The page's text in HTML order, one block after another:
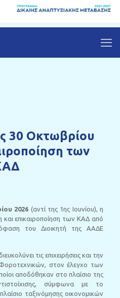
30 Οκτωβρίου
των
2026 (αντί της 1ης Ιουνίου), η
και επικαιροποίηση των ΚΑΔ από
του Διοικητή της ΑΑΔΕ
τις επιχειρήσεις και την
στον έλεγχο των
αποδόθηκαν στο πλαίσιο της
σύμφωνα με το
ταξινόμησης οικονομικών